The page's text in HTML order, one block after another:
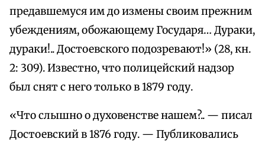
предавшемуся им до измены своим прежним
убеждениям, обожающему Государя… Дураки,
дураки!.. Достоевского подозревают!» (28, кн.
2: 309). Известно, что полицейский надзор
был снят с него только в 1879 году.
«Что слышно о духовенстве нашем?.. — писал
Достоевский в 1876 году. — Публиковались